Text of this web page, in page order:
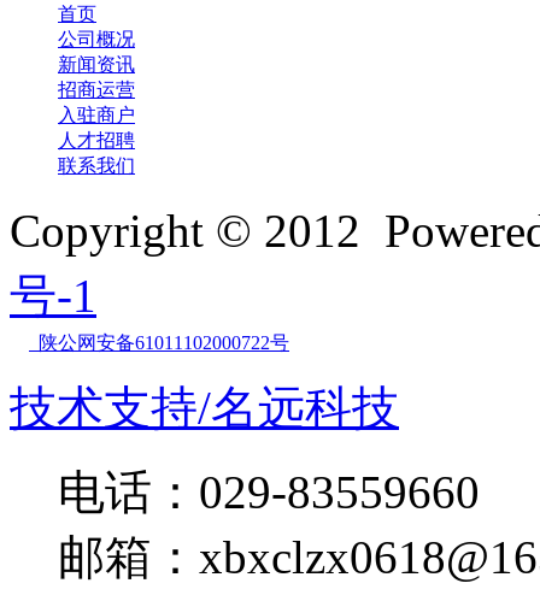
首页
公司概况
新闻资讯
招商运营
入驻商户
人才招聘
联系我们
Copyright © 2012
号-1
陕公网安备61011102000722号
技术支持/名远科技
电话：029-83559660
邮箱：